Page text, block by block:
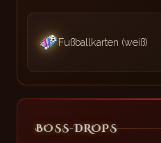
Fußballkarten (weiß)
BOSS-DROPS